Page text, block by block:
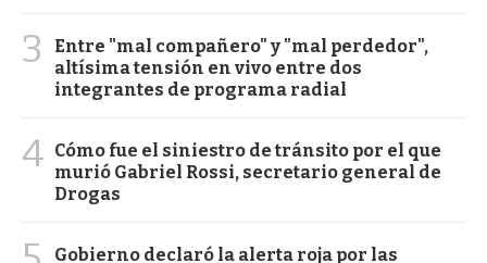
3
Entre "mal compañero" y "mal perdedor",
altísima tensión en vivo entre dos
integrantes de programa radial
4 Cómo fue el siniestro de tránsito por el que
murió Gabriel Rossi, secretario general de
Drogas
Gobierno declaró la alerta roja por las